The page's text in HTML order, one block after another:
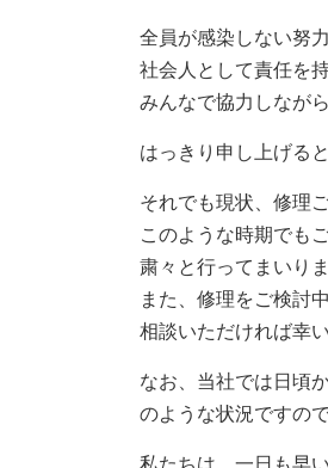
全員が感染しない努
社会人として責任を
みんなで協力しなが
はっきり申し上げる
それでも現状、修理
このような時期でも
粛々と行ってまいりま
また、修理をご検討
相談いただければ幸い
なお、当社では日頃
のような状況ですの